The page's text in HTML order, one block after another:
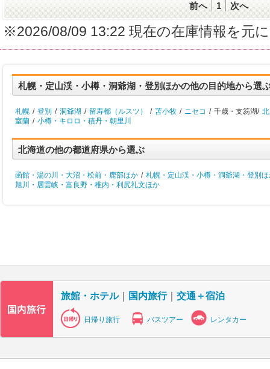
前へ 1 次へ
※2026/08/09 13:22 現在の在庫情報を元
札幌・定山渓・小樽・洞爺湖・登別ほかの他の目的地から選
札幌 / 登別 / 洞爺湖 / 留寿都（ルスツ） / 苫小牧 / ニセコ / 千歳・支笏湖/
室蘭 / 小樽・キロロ・積丹・朝里川
北海道の他の都道府県から選ぶ
函館・湯の川・大沼・松前・鹿部ほか / 札幌・定山渓・小樽・洞爺湖・登別
旭川・層雲峡・富良野・稚内・利尻礼文ほか
旅館・ホテル｜ 国内旅行｜ 交通＋宿泊
日帰り旅行 バスツアー レンタカー